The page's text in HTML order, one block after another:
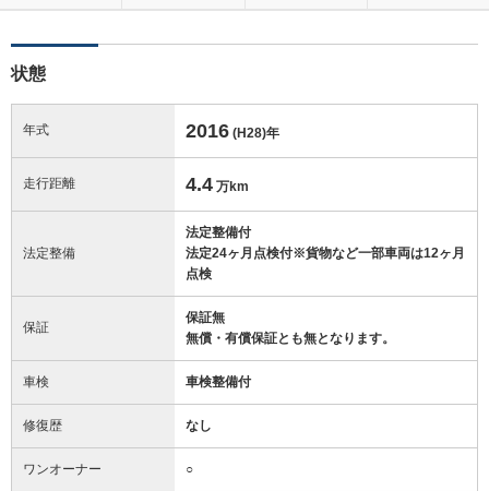
状態
年式 2016 (H28)年
走行距離 4.4 万km
法定整備
法定整備付
法定24ヶ月点検付※貨物など一部車両は12ヶ月
点検
保証
保証無
無償・有償保証とも無となります。
車検 車検整備付
修復歴 なし
ワンオーナー ○